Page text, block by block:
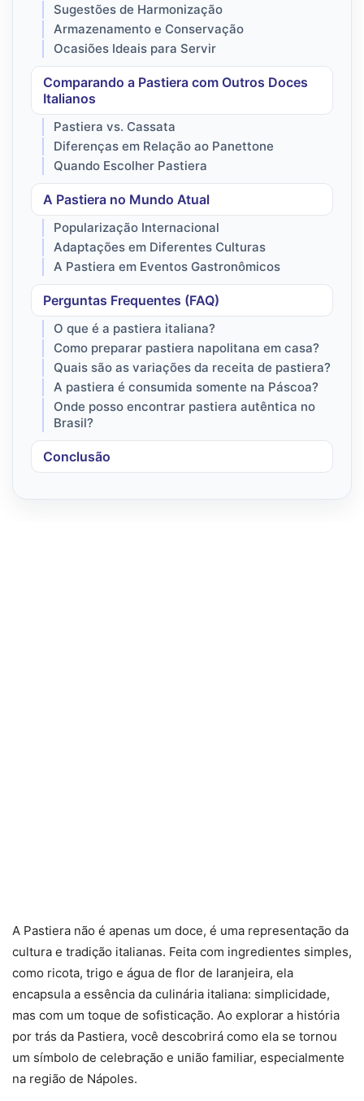
Sugestões de Harmonização
Armazenamento e Conservação
Ocasiões Ideais para Servir
Comparando a Pastiera com Outros Doces
Italianos
Pastiera vs. Cassata
Diferenças em Relação ao Panettone
Quando Escolher Pastiera
A Pastiera no Mundo Atual
Popularização Internacional
Adaptações em Diferentes Culturas
A Pastiera em Eventos Gastronômicos
Perguntas Frequentes (FAQ)
O que é a pastiera italiana?
Como preparar pastiera napolitana em casa?
Quais são as variações da receita de pastiera?
A pastiera é consumida somente na Páscoa?
Onde posso encontrar pastiera autêntica no
Brasil?
Conclusão
A Pastiera não é apenas um doce, é uma representação da
cultura e tradição italianas. Feita com ingredientes simples,
como ricota, trigo e água de flor de laranjeira, ela
encapsula a essência da culinária italiana: simplicidade,
mas com um toque de sofisticação. Ao explorar a história
por trás da Pastiera, você descobrirá como ela se tornou
um símbolo de celebração e união familiar, especialmente
na região de Nápoles.